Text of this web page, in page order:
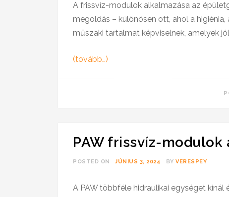
A frissvíz-modulok alkalmazása az
megoldás – különösen ott, ahol a
műszaki tartalmat képviselnek, amelyek
(tovább…)
PAW frissvíz-
POSTED ON JÚNIUS 3, 2024 BY VERESPEY
A PAW többféle hidraulikai egységet